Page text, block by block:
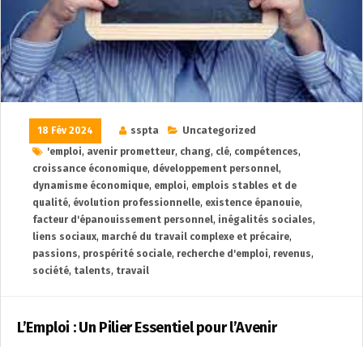
18 Fév 2024 sspta
Uncategorized
'emploi, avenir prometteur, chang, clé, compétences,
croissance économique, développement personnel,
dynamisme économique, emploi, emplois stables et de
qualité, évolution professionnelle, existence épanouie,
facteur d'épanouissement personnel, inégalités sociales,
liens sociaux, marché du travail complexe et précaire,
passions, prospérité sociale, recherche d'emploi, revenus,
société, talents, travail
L’Emploi : Un Pilier Essentiel pour l’Avenir